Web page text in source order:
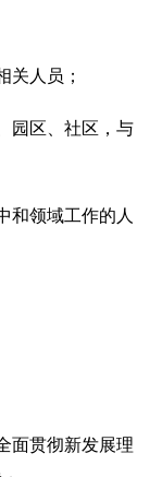
关人员；
园区、社区，与
和领域工作的人
面贯彻新发展理